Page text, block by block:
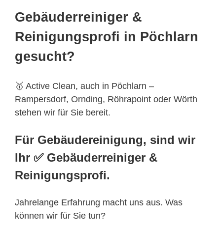
Gebäuderreiniger &
Reinigungsprofi in Pöchlarn
gesucht?
🥇 Active Clean, auch in Pöchlarn –
Rampersdorf, Ornding, Röhrapoint oder Wörth
stehen wir für Sie bereit.
Für Gebäudereinigung, sind wir
Ihr ✅ Gebäuderreiniger &
Reinigungsprofi.
Jahrelange Erfahrung macht uns aus. Was
können wir für Sie tun?